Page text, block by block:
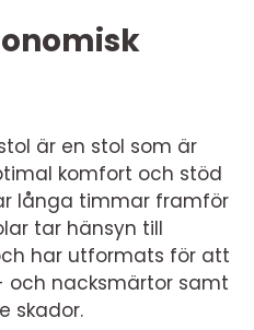
är en stol som är
komfort och stöd
långa timmar framför
tar hänsyn till
har utformats för att
och nacksmärtor samt
skador.